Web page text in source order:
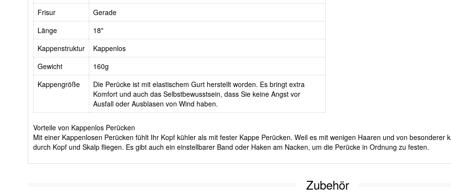
Frisur
Gerade
Länge
18"
Kappenstruktur
Kappenlos
Gewicht
160g
Kappengröße
Die Perücke ist mit elastischem Gurt herstellt worden. Es bringt extra
Komfort und auch das Selbstbewusstsein, dass Sie keine Angst vor
Ausfall oder Ausblasen von Wind haben.
Vorteile von Kappenlos Perücken
Mit einer Kappenlosen Perücken fühlt Ihr Kopf kühler als mit fester Kappe Perücken. Weil es mit wenigen Haaren und von
durch Kopf und Skalp fliegen. Es gibt auch ein einstellbarer Band oder Haken am Nacken, um die Perücke in Ordnung zu festen.
Zubehör